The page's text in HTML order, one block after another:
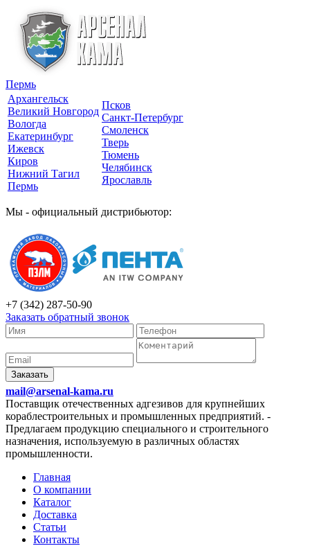
Пермь
Архангельск
Великий Новгород
Вологда
Екатеринбург
Ижевск
Киров
Нижний Тагил
Пермь
Псков
Санкт-Петербург
Смоленск
Тверь
Тюмень
Челябинск
Ярославль
Мы - официальный дистрибьютор:
+7 (342) 287-50-90
Заказать обратный звонок
Заказать
mail@arsenal-kama.ru
Поставщик отечественных адгезивов для крупнейших
кораблестроительных и промышленных предприятий. -
Предлагаем продукцию специального и строительного
назначения, используемую в различных областях
промышленности.
Главная
О компании
Каталог
Доставка
Статьи
Контакты